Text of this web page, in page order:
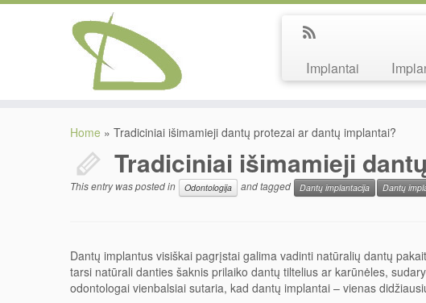
Implantai
Home » Tradiciniai išimamieji dantų protezai ar dantų implantai?
Tradiciniai išimamieji
This entry was posted in Odontologija and tagged Dantų implantacija Dantų
Dantų implantus visiškai pagrįstai galima vadinti natūralių dantų
tarsi natūrali danties šaknis prilaiko dantų tiltelius ar karūnėles,
odontologai vienbalsiai sutaria, kad dantų implantai – vienas